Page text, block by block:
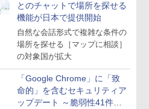
とのチャットで場所を探せる
機能が日本で提供開始
自然な会話形式で複雑な条件の
場所を探せる［マップに相談］
の対象国が拡大
「Google Chrome」に「致
命的」を含むセキュリティア
ップデート ～脆弱性41件に